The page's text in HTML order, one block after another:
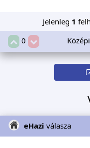
Jelenleg 1
0
eHazi válasza